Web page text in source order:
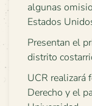
algunas
Estados
Presentan el
distrito
UCR realizará
Derecho y el